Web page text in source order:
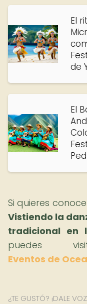
El
de
El
Si quieres
Vistiendo la
tradicional en
puedes
Eventos de
¿TE GUSTÓ? ¡DALE